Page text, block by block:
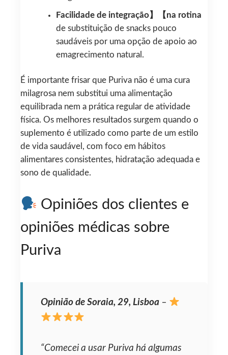
Facilidade de integração】【na rotina
de substituição de snacks pouco
saudáveis por uma opção de apoio ao
emagrecimento natural.
É importante frisar que Puriva não é uma cura
milagrosa nem substitui uma alimentação
equilibrada nem a prática regular de atividade
física. Os melhores resultados surgem quando o
suplemento é utilizado como parte de um estilo
de vida saudável, com foco em hábitos
alimentares consistentes, hidratação adequada e
sono de qualidade.
Opiniões dos clientes e
opiniões médicas sobre
Puriva
Opinião de Soraia, 29, Lisboa –
“Comecei a usar Puriva há algumas